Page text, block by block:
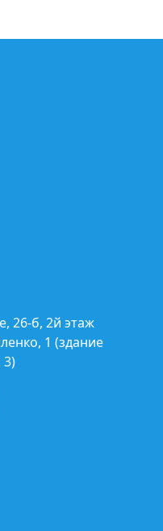
26-б, 2й этаж
1 (здание
3)